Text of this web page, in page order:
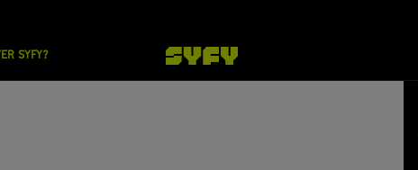
SYFY?